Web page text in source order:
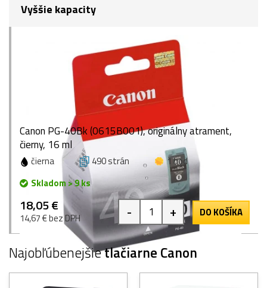
Vyššie kapacity
Canon PG-40Bk (0615B001), originálny atrament,
čierny, 16 ml
čierna 490 strán
1 bod
Skladom > 9 ks
18,05 €
14,67 € bez DPH - + DO KOŠÍKA
Najobľúbenejšietlačiarne Canon